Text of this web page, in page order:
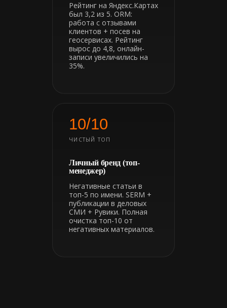
Рейтинг на Яндекс.Картах
был 3,2 из 5. ORM:
работа с отзывами
клиентов + посев на
геосервисах. Рейтинг
вырос до 4,8, онлайн-
записи увеличились на
35%.
10/10
ЧИСТЫЙ ТОП
Личный бренд (топ-
менеджер)
Негативные статьи в
топ-5 по имени. SERM +
публикации в деловых
СМИ + Рувики. Полная
очистка топ-10 от
негативных материалов.